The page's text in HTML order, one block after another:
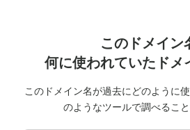
このドメイン
何に使われていたドメ
このドメイン名が過去にどのように
のようなツールで調べること